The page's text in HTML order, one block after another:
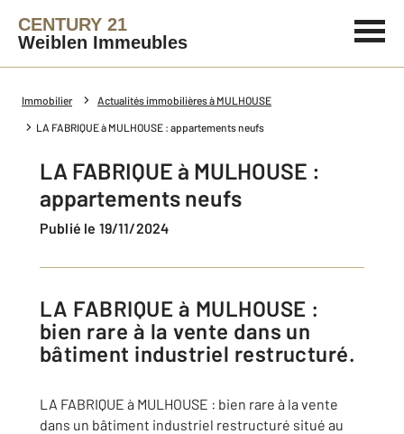
CENTURY 21
Weiblen Immeubles
Immobilier Actualités immobilières à MULHOUSE
LA FABRIQUE à MULHOUSE : appartements neufs
LA FABRIQUE à MULHOUSE :
appartements neufs
Publié le 19/11/2024
LA FABRIQUE à MULHOUSE :
bien rare à la vente dans un
bâtiment industriel restructuré.
LA FABRIQUE à MULHOUSE : bien rare à la vente
dans un bâtiment industriel restructuré situé au